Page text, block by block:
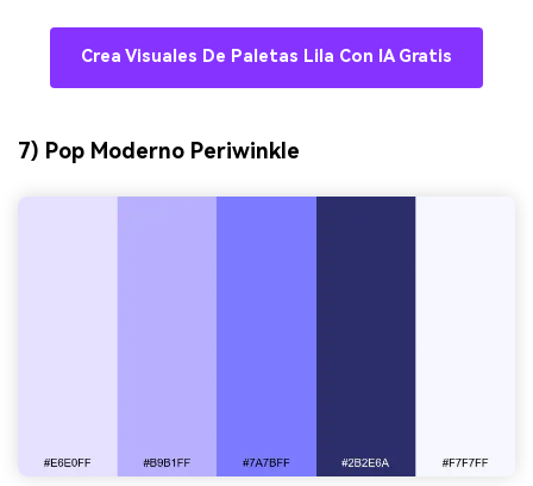
Crea Visuales De Paletas Lila Con IA Gratis
7) Pop Moderno Periwinkle